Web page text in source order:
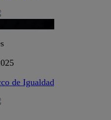
de Igualdad